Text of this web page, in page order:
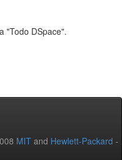
"Todo DSpace".
MIT and Hewlett-Packard -